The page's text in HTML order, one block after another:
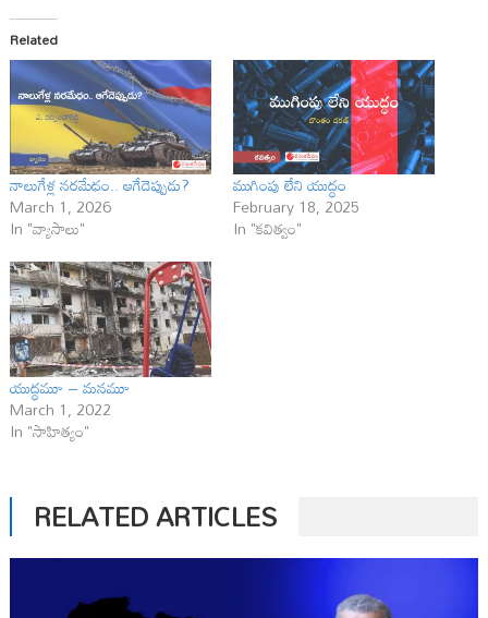
Related
నాలుగేళ్ల నరమేధం.. ఆగేదెప్పుడు?
March 1, 2026
In "వ్యాసాలు"
ముగింపు లేని యుద్ధం
February 18, 2025
In "కవిత్వం"
యుద్ధమూ – మనమూ
March 1, 2022
In "సాహిత్యం"
RELATED ARTICLES